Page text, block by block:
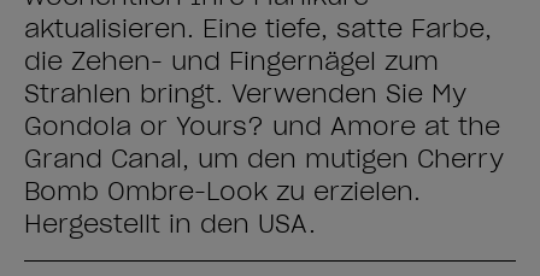
aktualisieren. Eine tiefe, satte Farbe,
die Zehen- und Fingernägel zum
Strahlen bringt. Verwenden Sie My
Gondola or Yours? und Amore at the
Grand Canal, um den mutigen Cherry
Bomb Ombre-Look zu erzielen.
Hergestellt in den USA.